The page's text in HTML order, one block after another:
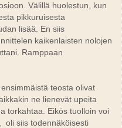
Välillä huolestun, kun
pikkuruisesta
lisää. En siis
kaikenlaisten nolojen
Ramppaan
teosta olivat
ne lienevät upeita
torkahtaa. Eikös tuolloin voi
oli siis todennäköisesti